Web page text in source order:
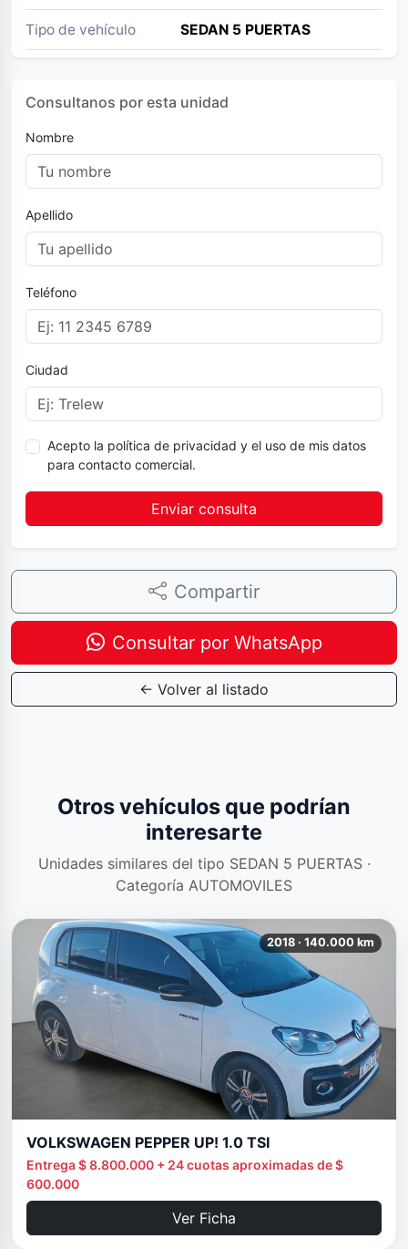
Tipo de vehículo SEDAN 5 PUERTAS
Consultanos por esta unidad
Nombre
Apellido
Teléfono
Ciudad
Acepto la política de privacidad y el uso de mis datos
para contacto comercial.
Enviar consulta
Compartir
Consultar por WhatsApp
← Volver al listado
Otros vehículos que podrían
interesarte
Unidades similares del tipo SEDAN 5 PUERTAS ·
Categoría AUTOMOVILES
2018 · 140.000 km
VOLKSWAGEN PEPPER UP! 1.0 TSI
Entrega $ 8.800.000 + 24 cuotas aproximadas de $
600.000
Ver Ficha